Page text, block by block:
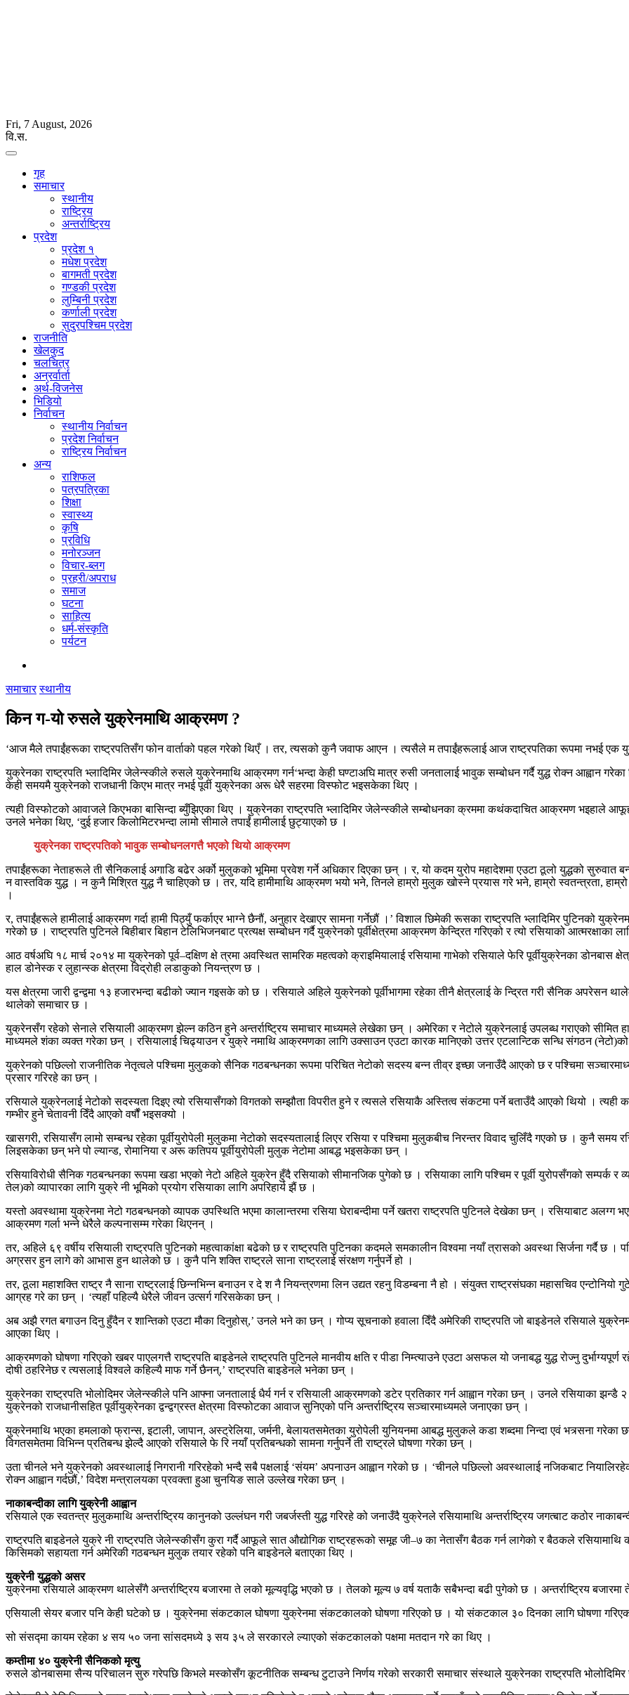
Fri, 7 August, 2026
वि.स.
गृह
समाचार
स्थानीय
राष्ट्रिय
अन्तर्राष्ट्रिय
प्रदेश
प्रदेश १
मधेश प्रदेश
बागमती प्रदेश
गण्डकी प्रदेश
लुम्बिनी प्रदेश
कर्णाली प्रदेश
सुदुरपश्चिम प्रदेश
राजनीति
खेलकुद
चलचित्र
अन्रर्वार्ता
अर्थ-विजनेस
भिडियो
निर्वाचन
स्थानीय निर्वाचन
प्रदेश निर्वाचन
राष्ट्रिय निर्वाचन
अन्य
राशिफल
पत्रपत्रिका
शिक्षा
स्वास्थ्य
कृषि
प्रविधि
मनोरञ्जन
विचार-ब्लग
प्रहरी/अपराध
समाज
घटना
साहित्य
धर्म-संस्कृति
पर्यटन
समाचार स्थानीय
किन ग-यो रुसले युक्रेनमाथि आक्रमण ?
‘आज मैले तपाईंहरूका राष्ट्रपतिसँग फोन वार्ताको पहल गरेको थिएँ । तर, त्यसको कुनै जवाफ आएन । त्यसैले म तपाईंहरूलाई आज राष्ट्रपतिका रूपमा नभई एक
युक्रेनका राष्ट्रपति भ्लादिमिर जेलेन्स्कीले रुसले युक्रेनमाथि आक्रमण गर्न‘भन्दा केही घण्टाअघि मात्र रुसी जनतालाई भावुक सम्बोधन गर्दै युद्ध रोक्न आह्वान
केही समयमै युक्रेनको राजधानी किएभ मात्र नभई पूर्वी युक्रेनका अरू धेरै सहरमा विस्फोट भइसकेका थिए ।
त्यही विस्फोटको आवाजले किएभका बासिन्दा ब्युँझिएका थिए । युक्रेनका राष्ट्रपति भ्लादिमिर जेलेन्स्कीले सम्बोधनका क्रममा कथंकदाचित आक्रमण भइहाले
उनले भनेका थिए, ‘दुई हजार किलोमिटरभन्दा लामो सीमाले तपाईं हामीलाई छुट्याएको छ ।
युक्रेनका राष्ट्रपतिको भावुक सम्बोधनलगत्तै भएको थियो आक्रमण
तपाईंहरूका नेताहरूले ती सैनिकलाई अगाडि बढेर अर्को मुलुकको भूमिमा प्रवेश गर्ने अधिकार दिएका छन् । र, यो कदम युरोप महादेशमा एउटा ठूलो युद्धको सुरुवात
न वास्तविक युद्ध । न कुनै मिश्रित युद्ध नै चाहिएको छ । तर, यदि हामीमाथि आक्रमण भयो भने, तिनले हाम्रो मुलुक खोस्ने प्रयास गरे भने, हाम्रो स्वतन्त्रता, हाम्रो
।
र, तपाईंहरूले हामीलाई आक्रमण गर्दा हामी पिठ्युँ फर्काएर भाग्ने छैनौं, अनुहार देखाएर सामना गर्नेछौं ।’ विशाल छिमेकी रूसका राष्ट्रपति भ्लादिमिर पुटिनको
गरेको छ । राष्ट्रपति पुटिनले बिहीबार बिहान टेलिभिजनबाट प्रत्यक्ष सम्बोधन गर्दै युक्रेनको पूर्वीक्षेत्रमा आक्रमण केन्द्रित गरिएको र त्यो रसियाको आत्मरक्षाका
आठ वर्षअघि १८ मार्च २०१४ मा युक्रेनको पूर्व–दक्षिण क्षे त्रमा अवस्थित सामरिक महत्वको क्राइमियालाई रसियामा गाभेको रसियाले फेरि पूर्वीयुक्रेनका डोनबास
हाल डोनेस्क र लुहान्स्क क्षेत्रमा विद्रोही लडाकुको नियन्त्रण छ ।
यस क्षेत्रमा जारी द्वन्द्वमा १३ हजारभन्दा बढीको ज्यान गइसके को छ । रसियाले अहिले युक्रेनको पूर्वीभागमा रहेका तीनै क्षेत्रलाई के न्द्रित गरी सैनिक अपरेसन
थालेको समाचार छ ।
युक्रेनसँग रहेको सेनाले रसियाली आक्रमण झेल्न कठिन हुने अन्तर्राष्ट्रिय समाचार माध्यमले लेखेका छन् । अमेरिका र नेटोले युक्रेनलाई उपलब्ध गराएको सीमित
माध्यमले शंका व्यक्त गरेका छन् । रसियालाई चिढ्याउन र युक्रे नमाथि आक्रमणका लागि उक्साउन एउटा कारक मानिएको उत्तर एटलान्टिक सन्धि संगठन (नेटो)को
युक्रेनको पछिल्लो राजनीतिक नेतृत्वले पश्चिमा मुलुकको सैनिक गठबन्धनका रूपमा परिचित नेटोको सदस्य बन्न तीव्र इच्छा जनाउँदै आएको छ र पश्चिमा
प्रसार गरिरहे का छन् ।
रसियाले युक्रेनलाई नेटोको सदस्यता दिइए त्यो रसियासँगको विगतको सम्झौता विपरीत हुने र त्यसले रसियाकै अस्तित्व संकटमा पर्ने बताउँदै आएको थियो । त्यही
गम्भीर हुने चेतावनी दिँदै आएको वर्षौं भइसक्यो ।
खासगरी, रसियासँग लामो सम्बन्ध रहेका पूर्वीयुरोपेली मुलुकमा नेटोको सदस्यतालाई लिएर रसिया र पश्चिमा मुलुकबीच निरन्तर विवाद चुलिँदै गएको छ । कुनै समय
लिइसकेका छन् भने पो ल्यान्ड, रोमानिया र अरू कतिपय पूर्वीयुरोपेली मुलुक नेटोमा आबद्ध भइसकेका छन् ।
रसियाविरोधी सैनिक गठबन्धनका रूपमा खडा भएको नेटो अहिले युक्रेन हुँदै रसियाको सीमानजिक पुगेको छ । रसियाका लागि पश्चिम र पूर्वी युरोपसँगको सम्पर्क
तेल)को व्यापारका लागि युक्रे नी भूमिको प्रयोग रसियाका लागि अपरिहार्य झैं छ ।
यस्तो अवस्थामा युक्रेनमा नेटो गठबन्धनको व्यापक उपस्थिति भएमा कालान्तरमा रसिया घेराबन्दीमा पर्ने खतरा राष्ट्रपति पुटिनले देखेका छन् । रसियाबाट अलग्ग
आक्रमण गर्ला भन्ने धेरैले कल्पनासम्म गरेका थिएनन् ।
तर, अहिले ६९ वर्षीय रसियाली राष्ट्रपति पुटिनको महत्वाकांक्षा बढेको छ र राष्ट्रपति पुटिनका कदमले समकालीन विश्वमा नयाँ त्रासको अवस्था सिर्जना गर्दै छ ।
अग्रसर हुन लागे को आभास हुन थालेको छ । कुनै पनि शक्ति राष्ट्रले साना राष्ट्रलाई संरक्षण गर्नुपर्ने हो ।
तर, ठूला महाशक्ति राष्ट्र नै साना राष्ट्रलाई छिन्नभिन्न बनाउन र दे श नै नियन्त्रणमा लिन उद्यत रहनु विडम्बना नै हो । संयुक्त राष्ट्रसंघका महासचिव
आग्रह गरे का छन् । ‘त्यहाँ पहिल्यै धेरैले जीवन उत्सर्ग गरिसकेका छन् ।
अब अझै रगत बगाउन दिनु हुँदैन र शान्तिको एउटा मौका दिनुहोस्,’ उनले भने का छन् । गोप्य सूचनाको हवाला दिँदै अमेरिकी राष्ट्रपति जो बाइडेनले रसियाले
आएका थिए ।
आक्रमणको घोषणा गरिएको खबर पाएलगत्तै राष्ट्रपति बाइडेनले राष्ट्रपति पुटिनले मानवीय क्षति र पीडा निम्त्याउने एउटा असफल यो जनाबद्ध युद्ध रोज्नु
दोषी ठहरिनेछ र त्यसलाई विश्वले कहिल्यै माफ गर्ने छैनन्,’ राष्ट्रपति बाइडेनले भनेका छन् ।
युक्रेनका राष्ट्रपति भोलोदिमर जेलेन्स्कीले पनि आफ्ना जनतालाई धैर्य गर्न र रसियाली आक्रमणको डटेर प्रतिकार गर्न आह्वान गरेका छन् । उनले रसियाका
युक्रेनको राजधानीसहित पूर्वीयुक्रेनका द्वन्द्वग्रस्त क्षेत्रमा विस्फोटका आवाज सुनिएको पनि अन्तर्राष्ट्रिय सञ्चारमाध्यमले जनाएका छन् ।
युक्रेनमाथि भएका हमलाको फ्रान्स, इटाली, जापान, अस्ट्रेलिया, जर्मनी, बेलायतसमेतका युरोपेली युनियनमा आबद्ध मुलुकले कडा शब्दमा निन्दा एवं भत्र्सना गरेका
विगतसमेतमा विभिन्न प्रतिबन्ध झेल्दै आएको रसियाले फे रि नयाँ प्रतिबन्धको सामना गर्नुपर्ने ती राष्ट्रले घोषणा गरेका छन् ।
उता चीनले भने युक्रेनको अवस्थालाई निगरानी गरिरहेको भन्दै सबै पक्षलाई ‘संयम’ अपनाउन आह्वान गरेको छ । ‘चीनले पछिल्लो अवस्थालाई नजिकबाट
रोक्न आह्वान गर्दछौं,’ विदेश मन्त्रालयका प्रवक्ता हुआ चुनयिङ साले उल्लेख गरेका छन् ।
नाकाबन्दीका लागि युक्रेनी आह्वान
रसियाले एक स्वतन्त्र मुलुकमाथि अन्तर्राष्ट्रिय कानुनको उल्लंघन गरी जबर्जस्ती युद्ध गरिरहे को जनाउँदै युक्रेनले रसियामाथि अन्तर्राष्ट्रिय जगत्बाट कठोर
राष्ट्रपति बाइडेनले युक्रे नी राष्ट्रपति जेलेन्स्कीसँग कुरा गर्दै आफूले सात औद्योगिक राष्ट्रहरूको समूह जी–७ का नेतासँग बैठक गर्न लागेको र बैठकले
किसिमको सहायता गर्न अमेरिकी गठबन्धन मुलुक तयार रहेको पनि बाइडेनले बताएका थिए ।
युक्रेनी युद्धको असर
युक्रेनमा रसियाले आक्रमण थालेसँगै अन्तर्राष्ट्रिय बजारमा ते लको मूल्यवृद्धि भएको छ । तेलको मूल्य ७ वर्ष यताकै सबैभन्दा बढी पुगेको छ । अन्तर्राष्ट्रिय
एसियाली सेयर बजार पनि केही घटेको छ । युक्रेनमा संकटकाल घोषणा युक्रेनमा संकटकालको घोषणा गरिएको छ । यो संकटकाल ३० दिनका लागि घोषणा
सो संसद्मा कायम रहेका ४ सय ५० जना सांसदमध्ये ३ सय ३५ ले सरकारले ल्याएको संकटकालको पक्षमा मतदान गरे का थिए ।
कम्तीमा ४० युक्रेनी सैनिकको मृत्यु
रुसले डोनबासमा सैन्य परिचालन सुरु गरेपछि किभले मस्कोसँग कूटनीतिक सम्बन्ध टुटाउने निर्णय गरेको सरकारी समाचार संस्थाले युक्रेनका राष्ट्रपति भोलोदिमिर